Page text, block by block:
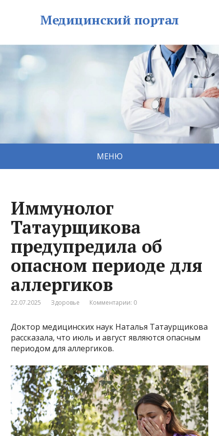
Медицинский портал
МЕНЮ
Иммунолог
Татаурщикова
предупредила об
опасном периоде для
аллергиков
22.07.2025 Здоровье Комментарии: 0
Доктор медицинских наук Наталья Татаурщикова
рассказала, что июль и август являются опасным
периодом для аллергиков.